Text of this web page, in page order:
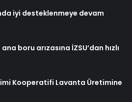
iyi desteklenmeye devam
boru arızasına İZSU’dan hızlı
Kooperatifi Lavanta Üretimine